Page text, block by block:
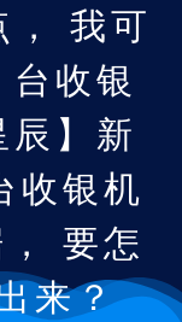
， 我可
收银
】新
收银机
要怎
来？